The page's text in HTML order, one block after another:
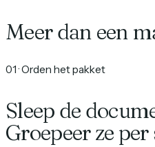
Meer dan een
01·Orden het pakket
Sleep de
Groepeer ze per